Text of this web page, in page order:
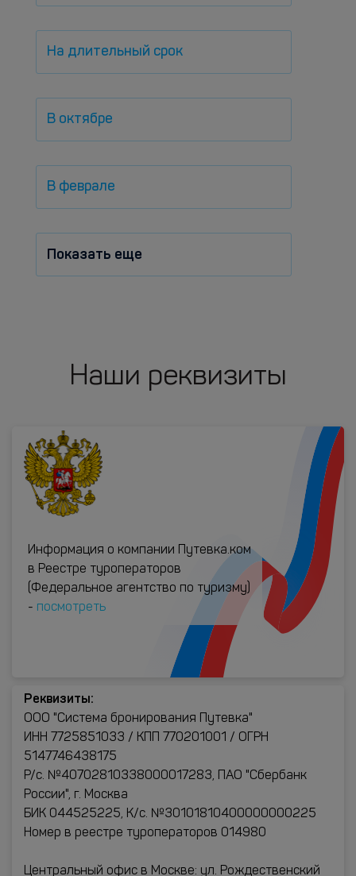
На длительный срок
В октябре
В феврале
Показать еще
Наши реквизиты
Информация о компании Путевка.ком
в Реестре туроператоров
(Федеральное агентство по туризму)
- посмотреть
Реквизиты:
ООО "Система бронирования Путевка"
ИНН 7725851033 / КПП 770201001 / ОГРН
5147746438175
Р/с. №40702810338000017283, ПАО "Сбербанк
России", г. Москва
БИК 044525225, К/с. №30101810400000000225
Номер в реестре туроператоров 014980
Центральный офис в Москве: ул. Рождественский